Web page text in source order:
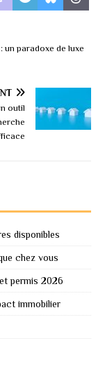
un paradoxe de luxe
outil
disponibles
chez vous
permis 2026
immobilier